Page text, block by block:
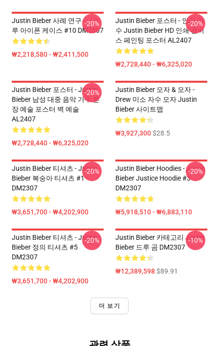
Justin Bieber 사례 연구 - - - 드
루 아이폰 케이스 #10 DM2307
₩2,218,580 - ₩2,411,500
-20%
Justin Bieber 포스터 - 인기 가
수 Justin Bieber HD 인쇄 캔버
스 페인팅 포스터 AL2407
₩2,728,440 - ₩6,325,020
-20%
Justin Bieber 포스터 - Justin
Bieber 남성 대중 음악 가수 훈
장 예술 포스터 벽 예술
AL2407
₩2,728,440 - ₩6,325,020
-20%
Justin Bieber 모자 & 모자 -
Drew 미소 자수 모자 Justin
Bieber 사이트맵
₩3,927,300$28.5
Justin Bieber 티셔츠 - Justin
Bieber 복숭아 티셔츠 #1
DM2307
₩3,651,700 - ₩4,202,900
-20%
Justin Bieber Hoodies - Justin
Bieber Justice Hoodie #3
DM2307
₩5,918,510 - ₩6,883,110
-20%
Justin Bieber 티셔츠 - Justin
Bieber 정의 티셔츠 #5
DM2307
₩3,651,700 - ₩4,202,900
-20%
Justin Bieber 카테고리 Justin
Bieber 드루 곰 DM2307
₩12,389,598$89.91
-10%
더 보기